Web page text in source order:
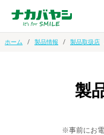
ホーム 製品情報 製品取扱店
製
※事前にお電